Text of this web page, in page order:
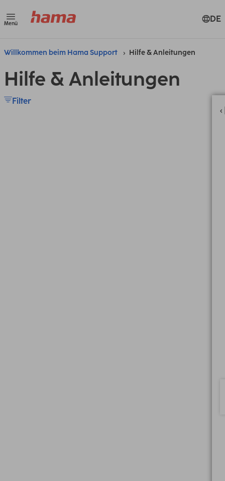
Menü DE
Willkommen beim Hama Support Hilfe & Anleitungen
Hilfe & Anleitungen
Filter